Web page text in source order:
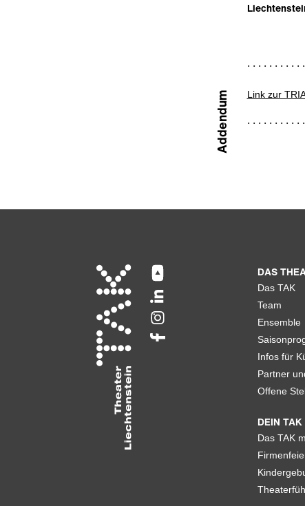
Addendum Link zur
DAS
Das TAK
Team
Ensemble
Infos für
Partner
Offene
DEIN TAK
Das TAK